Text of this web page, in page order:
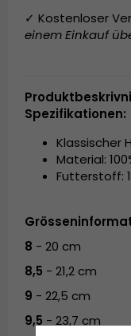
✓ Kostenloser
einem Einkauf
Spezifikationen:
Klassischer
Material:
Futterstoff:
8 - 20 cm
8,5 - 21,2 cm
9 - 22,5 cm
9,5 - 23,7 cm